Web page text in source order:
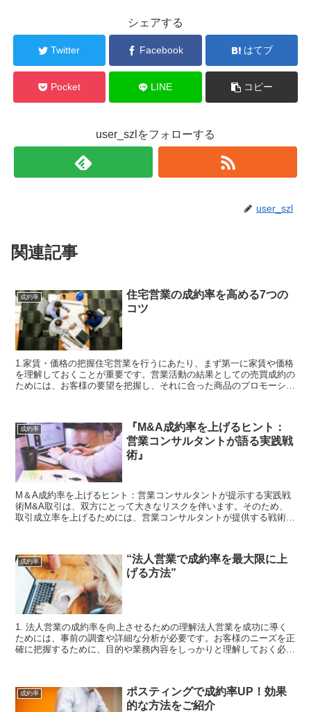
シェアする
Twitter Facebook はてブ
Pocket LINE コピー
user_szlをフォローする
user_szl
関連記事
成約率
住宅営業の成約率を高める7つの
コツ
1.家賃・価格の把握住宅営業を行うにあたり、まず第一に家賃や価格
を理解しておくことが重要です。営業活動の結果としての売買成約の
ためには、お客様の要望を把握し、それに合った商品のプロモーショ
成約率
『M&A成約率を上げるヒント：
営業コンサルタントが語る実践戦
術』
M＆A成約率を上げるヒント：営業コンサルタントが提示する実践戦
術M&A取引は、双方にとって大きなリスクを伴います。そのため、
取引成立率を上げるためには、営業コンサルタントが提供する戦術を
成約率
“法人営業で成約率を最大限に上
げる方法”
1. 法人営業の成約率を向上させるための理解法人営業を成功に導く
ためには、事前の調査や詳細な分析が必要です。お客様のニーズを正
確に把握するために、目的や業務内容をしっかりと理解しておく必要
成約率
ポスティングで成約率UP！効果
的な方法をご紹介